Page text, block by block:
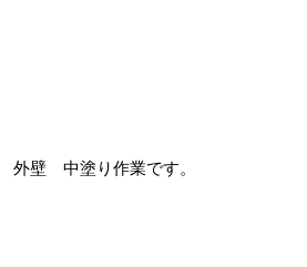
外壁 中塗り作業です。